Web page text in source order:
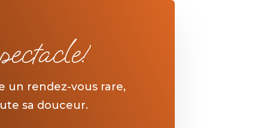
un rendez-vous rare,
sa douceur.